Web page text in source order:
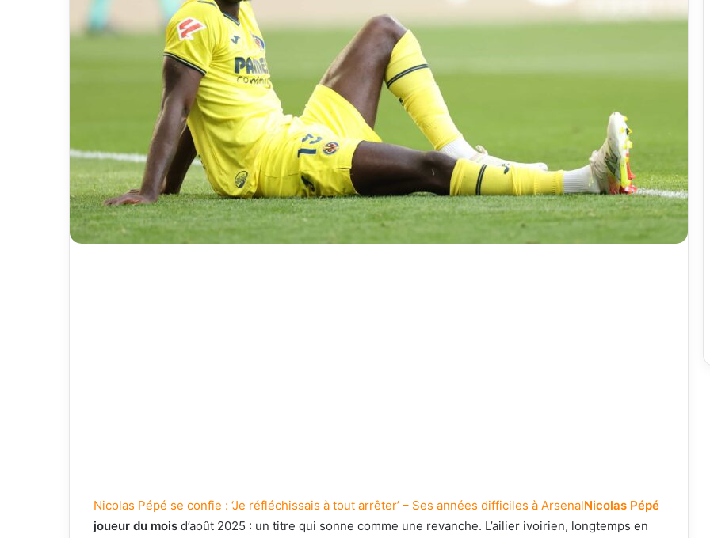
Nicolas Pépé se confie : ‘Je réfléchissais à tout arrêter’ – Ses années difficiles à ArsenalNicolas Pépé
joueur du mois d’août 2025 : un titre qui sonne comme une revanche. L’ailier ivoirien, longtemps en